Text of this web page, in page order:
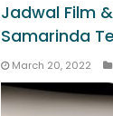
Jadwal Film
Samarinda
March 20, 2022